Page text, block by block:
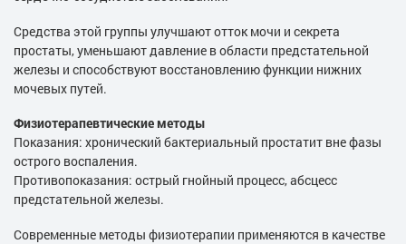
Средства этой группы улучшают отток мочи и секрета
простаты, уменьшают давление в области предстательной
железы и способствуют восстановлению функции нижних
мочевых путей.
Физиотерапевтические методы
Показания: хронический бактериальный простатит вне фазы
острого воспаления.
Противопоказания: острый гнойный процесс, абсцесс
предстательной железы.
Современные методы физиотерапии применяются в качестве